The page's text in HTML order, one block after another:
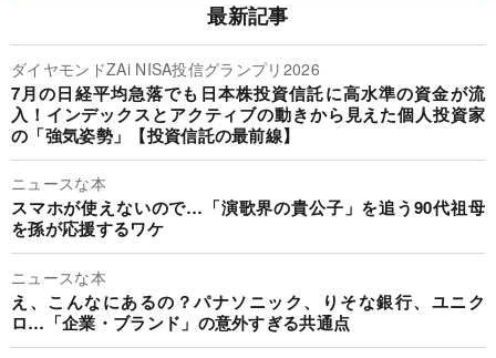
最新記事
ダイヤモンドZAi NISA投信グランプリ2026
7月の日経平均急落でも日本株投資信託に高水準の資金が流
入！インデックスとアクティブの動きから見えた個人投資家
の「強気姿勢」【投資信託の最前線】
ニュースな本
スマホが使えないので…「演歌界の貴公子」を追う90代祖母
を孫が応援するワケ
ニュースな本
え、こんなにあるの？パナソニック、りそな銀行、ユニク
ロ…「企業・ブランド」の意外すぎる共通点